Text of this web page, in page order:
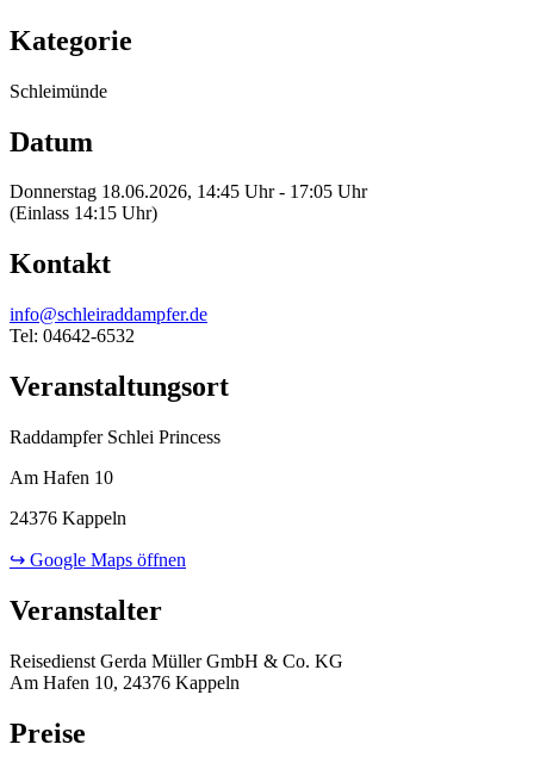
Kategorie
Schleimünde
Datum
Donnerstag 18.06.2026, 14:45 Uhr - 17:05 Uhr
(Einlass 14:15 Uhr)
Kontakt
info@schleiraddampfer.de
Tel: 04642-6532
Veranstaltungsort
Raddampfer Schlei Princess
Am Hafen 10
24376 Kappeln
↪ Google Maps öffnen
Veranstalter
Reisedienst Gerda Müller GmbH & Co. KG
Am Hafen 10, 24376 Kappeln
Preise